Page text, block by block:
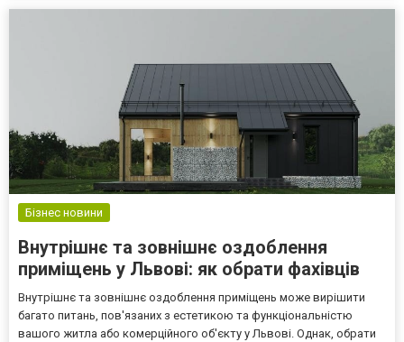
Бізнес новини
Внутрішнє та зовнішнє оздоблення
приміщень у Львові: як обрати фахівців
Внутрішнє та зовнішнє оздоблення приміщень може вирішити
багато питань, пов'язаних з естетикою та функціональністю
вашого житла або комерційного об'єкту у Львові. Однак, обрати